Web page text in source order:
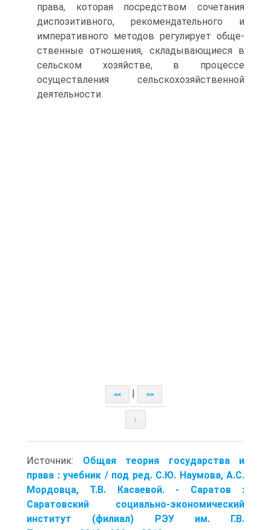
права, которая посредством сочетания
диспозитивного, рекомендательного и
императивного методов регулирует обще­
ственные отношения, складывающиеся в
сельском хозяйстве, в процессе
осуществления сельскохозяйственной
деятельности.
<< >>
↑
Источник: Общая теория государства и
права : учебник / под ред. С.Ю. Наумова, А.С.
Мордовца, Т.В. Касаевой. - Саратов :
Саратовский соци­ально-экономический
институт (филиал) РЭУ им. Г.В.